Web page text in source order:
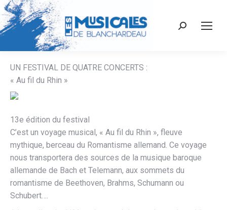
Recherche
UN FESTIVAL DE QUATRE CONCERTS :
« Au fil du Rhin »
13e édition du festival
C’est un voyage musical, « Au fil du Rhin », fleuve
mythique, berceau du Romantisme allemand. Ce voyage
nous transportera des sources de la musique baroque
allemande de Bach et Telemann, aux sommets du
romantisme de Beethoven, Brahms, Schumann ou
Schubert….